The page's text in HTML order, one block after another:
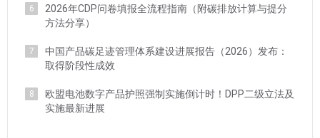
6
2026年CDP问卷填报全流程指南（附碳排放计算与提分
方法分享）
7
中国产品碳足迹管理体系建设进展报告（2026）发布：
取得阶段性成效
8
欧盟电池数字产品护照强制实施倒计时！DPP二级立法及
实施最新进展